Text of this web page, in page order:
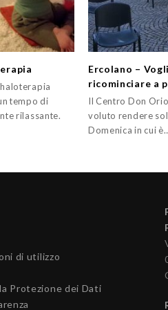
tempo di
rilassante.
Ercolano –
ricominciare a
Il Centro Don
voluto rendere
Domenica in cui
di utilizzo
Protezione dei Dati